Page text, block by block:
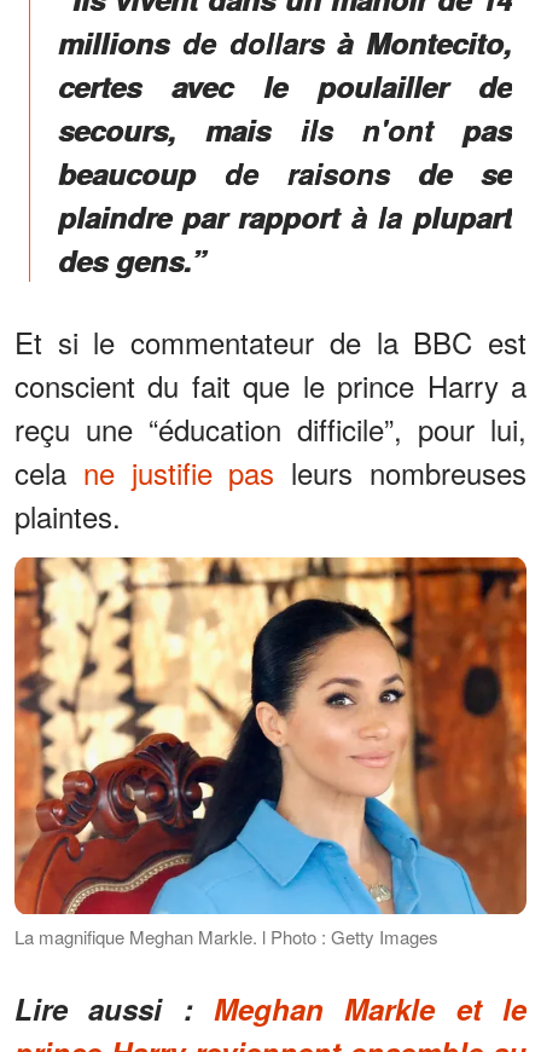
millions de dollars à Montecito,
certes avec le poulailler de
secours, mais ils n'ont pas
beaucoup de raisons de se
plaindre par rapport à la plupart
des gens.”
Et si le commentateur de la BBC est
conscient du fait que le prince Harry a
reçu une “éducation difficile”, pour lui,
cela ne justifie pas leurs nombreuses
plaintes.
La magnifique Meghan Markle. l Photo : Getty Images
Lire aussi : Meghan Markle et le